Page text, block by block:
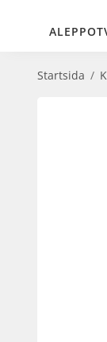
Startsida /